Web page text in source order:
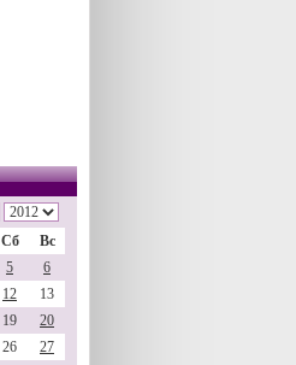
Сб
Вс
5
6
12
13
19
20
26
27